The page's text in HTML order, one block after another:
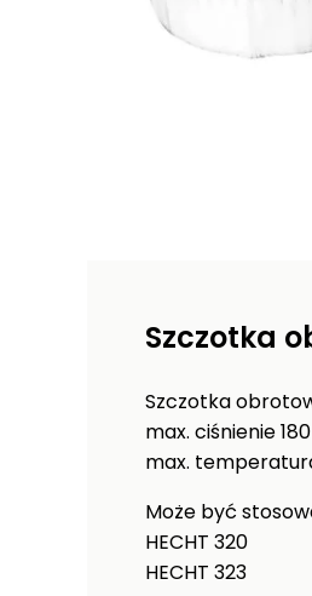
Szczotka
Szczotka
max. ciśnienie
max.
Może być
HECHT 320
HECHT 323